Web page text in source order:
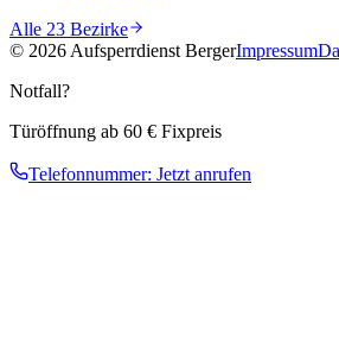
Alle 23 Bezirke
© 2026 Aufsperrdienst BergerImpressum
Notfall?
Türöffnung ab 60 € Fixpreis
Telefonnummer: Jetzt anrufen